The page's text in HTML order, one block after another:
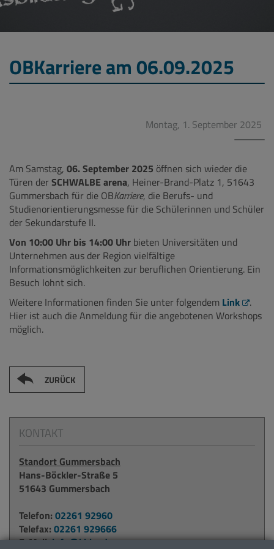
OBKarriere am 06.09.2025
Montag, 1. September 2025
Am Samstag, 06. September 2025 öffnen sich wieder die
Türen derSCHWALBE arena, Heiner-Brand-Platz 1, 51643
Gummersbach für die OBKarriere, die Berufs- und
Studienorientierungsmesse für die Schülerinnen und Schüler
der Sekundarstufe II.
Von 10:00 Uhr bis 14:00 Uhr bieten Universitäten und
Unternehmen aus der Region vielfältige
Informationsmöglichkeiten zur beruflichen Orientierung. Ein
Besuch lohnt sich.
Weitere Informationen finden Sie unter folgendem Link
.
Hier ist auch die Anmeldung für die angebotenen Workshops
möglich.
ZURÜCK
KONTAKT
Standort Gummersbach
Hans-Böckler-Straße 5
51643 Gummersbach
Telefon: 02261 92960
Telefax: 02261 929666
E-Mail: info@kbko.de